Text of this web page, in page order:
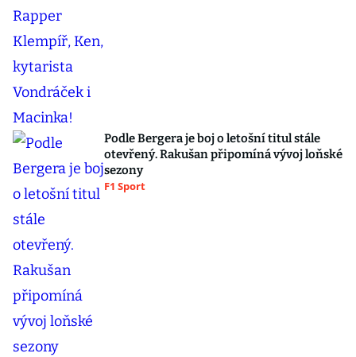
Podle Bergera je boj o letošní titul stále
otevřený. Rakušan připomíná vývoj loňské
sezony
F1 Sport